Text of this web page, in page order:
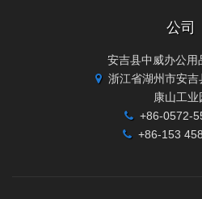
公司
安吉县中威办公用
浙江省湖州市安吉
康山工业
+86-0572-
+86-153